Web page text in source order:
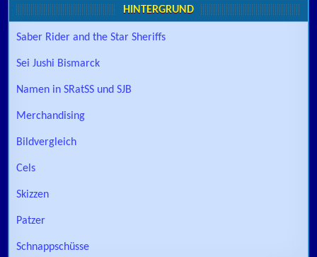
HINTERGRUND
Saber Rider and the Star Sheriffs
Sei Jushi Bismarck
Namen in SRatSS und SJB
Merchandising
Bildvergleich
Cels
Skizzen
Patzer
Schnappschüsse